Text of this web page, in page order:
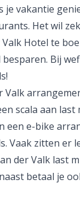
je vakantie
Het wil
Hotel te
Bij
Valk
scala aan last
een e-bike
Vaak zitten er
der Valk last
betaal je